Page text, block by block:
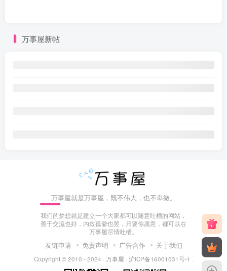
万事屋新帖
万事屋就是万事屋，既不伟大，也不卑微。
我们的梦想就是建立一个大家都可以随意吐槽的网站，
善于交流也好，内敛孤僻也罢，只要你愿意，都可以在
万事屋尽情吐槽。
友链申请 免责声明 广告合作 关于我们
Copyright © 2010 - 2024 · 万事屋 · 沪ICP备16001031号-1